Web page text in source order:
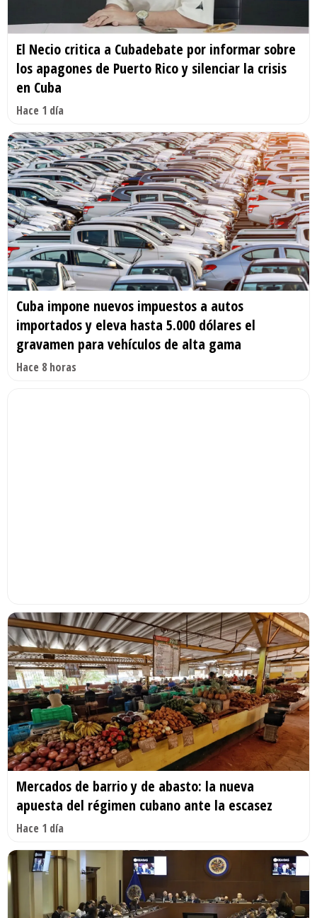
El Necio critica a Cubadebate por informar sobre
los apagones de Puerto Rico y silenciar la crisis
en Cuba
Hace 1 día
Cuba impone nuevos impuestos a autos
importados y eleva hasta 5.000 dólares el
gravamen para vehículos de alta gama
Hace 8 horas
Mercados de barrio y de abasto: la nueva
apuesta del régimen cubano ante la escasez
Hace 1 día